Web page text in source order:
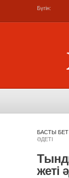
Бүгін:
БАСТЫ БЕТ
ӘДЕТІ
жеті